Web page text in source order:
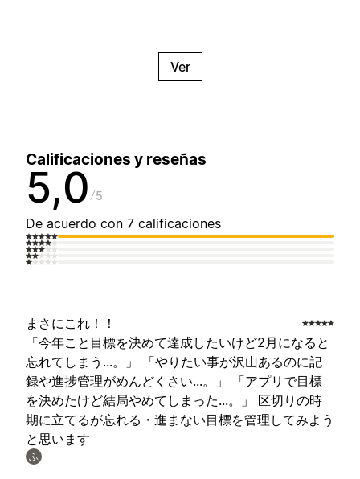
Ver
Calificaciones y reseñas
5,0 5
De acuerdo con 7 calificaciones
まさにこれ！！
「今年こと目標を決めて達成したいけど2月になると
忘れてしまう...。」 「やりたい事が沢山あるのに記
録や進捗管理がめんどくさい...。」 「アプリで目標
を決めたけど結局やめてしまった...。」 区切りの時
期に立てるが忘れる・進まない目標を管理してみよう
と思います
ふ